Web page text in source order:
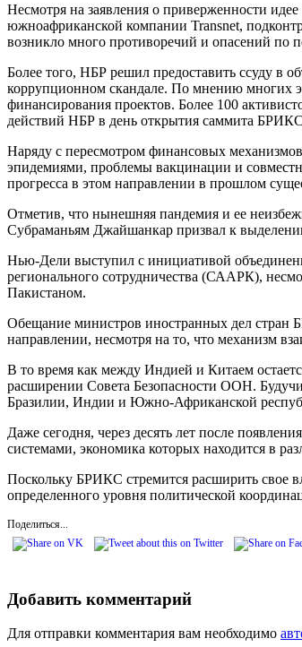
Несмотря на заявления о приверженности
южноафриканской компании Transnet,
возникло много противоречий и опасений по
Более того, НБР решил предоставить ссуду в
коррупционном скандале. По мнению многих
финансирования проектов. Более 100
действий НБР в день открытия саммита
Наряду с пересмотром финансовых
эпидемиями, проблемы вакцинации и
прогресса в этом направлении в прошлом
Отметив, что нынешняя пандемия и ее
Субраманьям Джайшанкар призвал к
Нью-Дели выступил с инициативой
регионального сотрудничества (СААРК),
Пакистаном.
Обещание министров иностранных дел стран
направлении, несмотря на то, что механизм
В то время как между Индией и Китаем
расширении Совета Безопасности ООН.
Бразилии, Индии и Южно-Африканской
Даже сегодня, через десять лет после
системами, экономика которых находится в
Поскольку БРИКС стремится расширить свое
определенного уровня политической
Поделиться...
Добавить комментарий
Для отправки комментария вам необходимо